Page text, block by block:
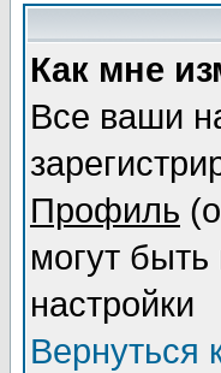
Как мне
Все ваши
Профиль
могут
настройки
Вернуться